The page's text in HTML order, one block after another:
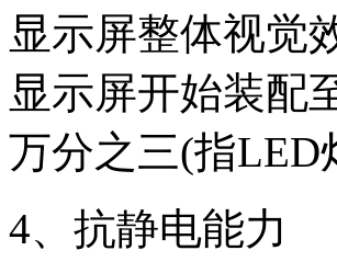
显示屏整体视觉
显示屏开始装配
万分之三(指LED
4、抗静电能力